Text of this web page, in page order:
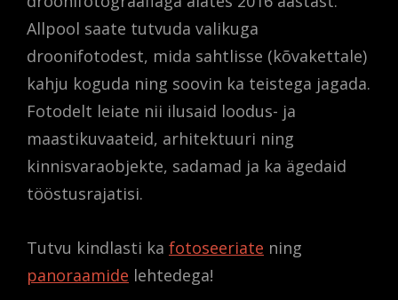
Allpool saate tutvuda valikuga
droonifotodest, mida sahtlisse (kõvakettale)
kahju koguda ning soovin ka teistega jagada.
Fotodelt leiate nii ilusaid loodus- ja
maastikuvaateid, arhitektuuri ning
kinnisvaraobjekte, sadamad ja ka ägedaid
tööstusrajatisi.
Tutvu kindlasti ka fotoseeriate ning
panoraamide lehtedega!